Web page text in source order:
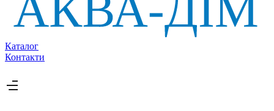
Каталог
Контакти